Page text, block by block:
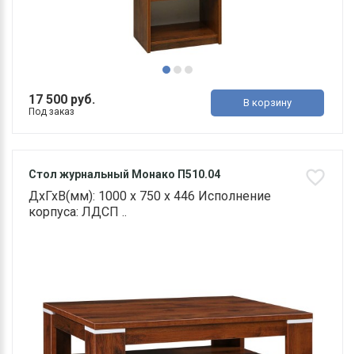
17 500 руб.
Под заказ
В корзину
Стол журнальный Монако П510.04
ДхГхВ(мм): 1000 х 750 х 446 Исполнение
корпуса: ЛДСП ..